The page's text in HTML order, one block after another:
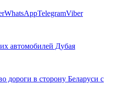
WhatsAppTelegramViber
автомобилей Дубая
дороги в сторону Беларуси с